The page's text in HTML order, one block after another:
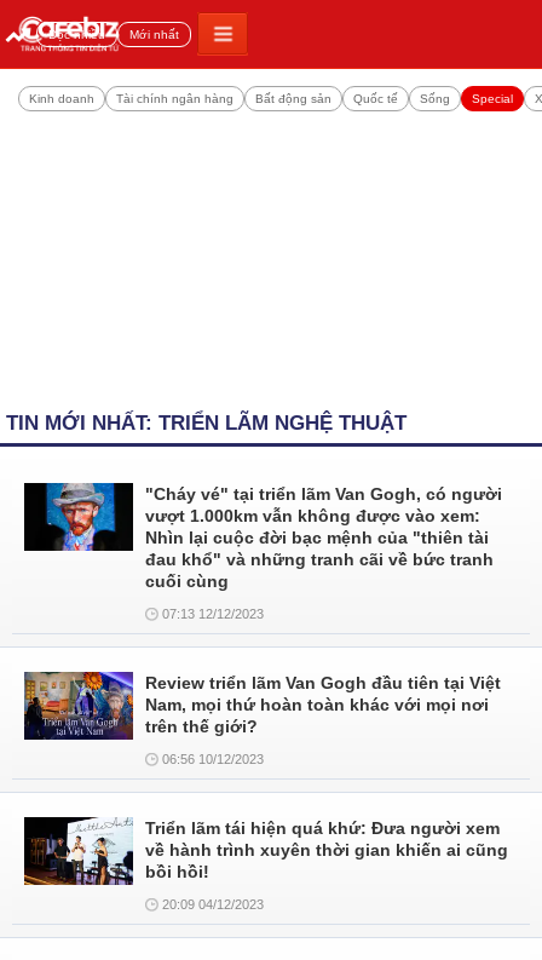
Đọc nhiều Mới nhất
Kinh doanh Tài chính ngân hàng Bất động sản Quốc tế Sống Special
TIN MỚI NHẤT: TRIỂN LÃM NGHỆ THUẬT
"Cháy vé" tại triển lãm Van Gogh, có người
vượt 1.000km vẫn không được vào xem:
Nhìn lại cuộc đời bạc mệnh của "thiên tài
đau khổ" và những tranh cãi về bức tranh
cuối cùng
07:13 12/12/2023
Review triển lãm Van Gogh đầu tiên tại Việt
Nam, mọi thứ hoàn toàn khác với mọi nơi
trên thế giới?
06:56 10/12/2023
Triển lãm tái hiện quá khứ: Đưa người xem
về hành trình xuyên thời gian khiến ai cũng
bồi hồi!
20:09 04/12/2023